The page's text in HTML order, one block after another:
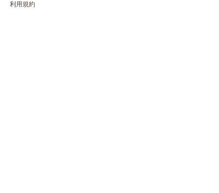
利用規約